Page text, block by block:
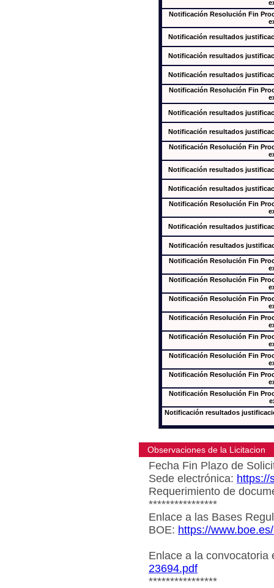
Notificación Resolución Fin
Notificación resultados
Notificación resultados
Notificación resultados
Notificación Resolución Fin
Notificación resultados
Notificación resultados
Notificación Resolución Fin
Notificación resultados
Notificación resultados
Notificación Resolución Fin
Notificación resultados
Notificación resultados
Notificación Resolución Fin
Notificación Resolución Fin
Notificación Resolución Fin
Notificación Resolución Fin
Notificación Resolución Fin
Notificación Resolución Fin
Notificación Resolución Fin
Notificación Resolución Fin
Notificación resultados
Observaciones de la Licitacion
Fecha Fin Plazo de
Sede electrónica: https://
Requerimiento de
****************
Enlace a las Bases
BOE: https://
Enlace a la
23694.pdf
****************